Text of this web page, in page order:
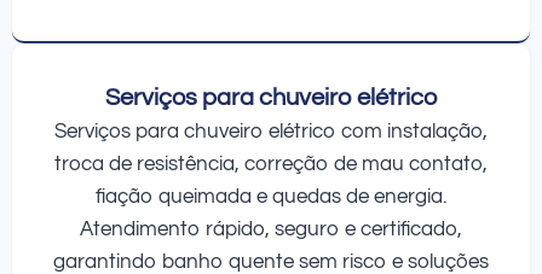
Serviços para chuveiro elétrico
Serviços para chuveiro elétrico com instalação,
troca de resistência, correção de mau contato,
fiação queimada e quedas de energia.
Atendimento rápido, seguro e certificado,
garantindo banho quente sem risco e soluções